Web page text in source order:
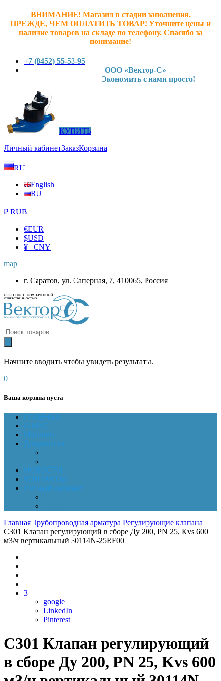
ВНИМАНИЕ! Магазин в стадии заполнения.
ПРЕЖДЕ, ЧЕМ ОПЛАТИТЬ ТОВАР! Уточните цены и
наличие товаров на складе по телефону. Спасибо за
понимание!
+7 (8452) 55-53-95
ООО «Вектор-С»
Экономить с нами просто!
КУПИТЬ
Личный кабинетЗаказКорзина
RU
English
RU
₽ RUB
€EUR
$USD
¥ CNY
map
г. Саратов, ул. Саперная, 7, 410065, Россия
Начните вводить чтобы увидеть результаты.
0
Ваша корзина пуста
ГЛАВНАЯ
О НАС
Магазин
Документы
НОВОСТИ
КОНТАКТЫ
Личный кабинет
Главная Трубопроводная арматура Регулирующие клапана
C301 Клапан регулирующий в сборе Ду 200, PN 25, Kvs 600
м3/ч вертикальный 30114N-25RF00
3
google
LinkedIn
Pinterest
C301 Клапан регулирующий
в сборе Ду 200, PN 25, Kvs 600